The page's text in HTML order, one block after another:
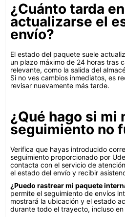
¿Cuánto tarda en
actualizarse el
envío?
El estado del paquete suele
un plazo máximo de 24 horas tras
relevante, como la salida del
Si no ves cambios inmediatos, es
revisar nuevamente más tarde.
¿Qué hago si mi
seguimiento no
Verifica que hayas introducido
seguimiento proporcionado por
contacta con el servicio de
el estado del envío y recibir
¿Puedo rastrear mi paquete
permite el seguimiento de envíos
mostrará la ubicación y el estado
durante todo el trayecto, incluso en